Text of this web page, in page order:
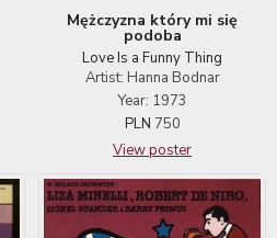
Mężczyzna który mi się
podoba
Love Is a Funny Thing
Artist: Hanna Bodnar
Year: 1973
PLN 750
View poster